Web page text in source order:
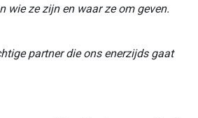
wie ze zijn en waar ze om geven.
partner die ons enerzijds gaat